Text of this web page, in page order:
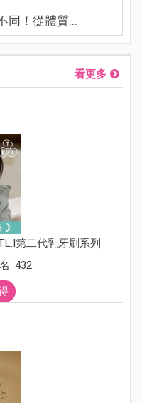
同！從體質...
看更多
第二代乳牙刷系列
: 432